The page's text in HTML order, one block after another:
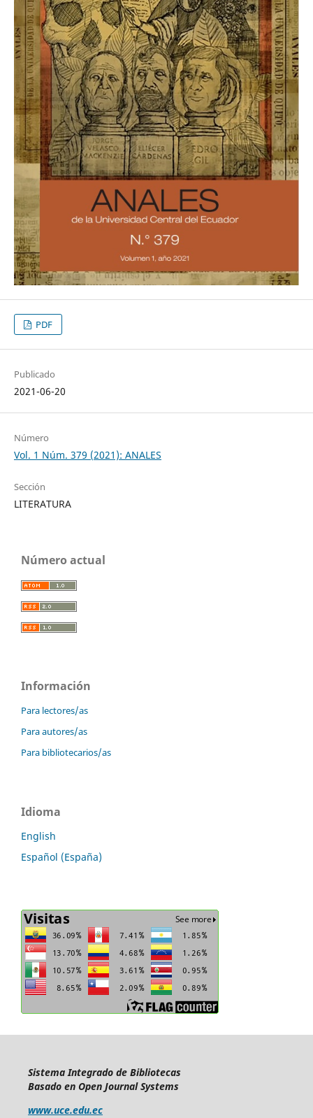
PDF
Publicado
2021-06-20
Número
Vol. 1 Núm. 379 (2021): ANALES
Sección
LITERATURA
Número actual
Información
Para lectores/as
Para autores/as
Para bibliotecarios/as
Idioma
English
Español (España)
Sistema Integrado de Bibliotecas
Basado en Open Journal Systems
www.uce.edu.ec